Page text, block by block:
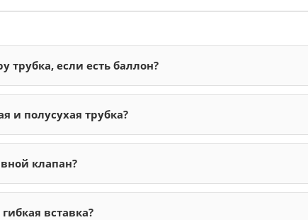
трубка, если есть баллон?
и полусухая трубка?
клапан?
вставка?